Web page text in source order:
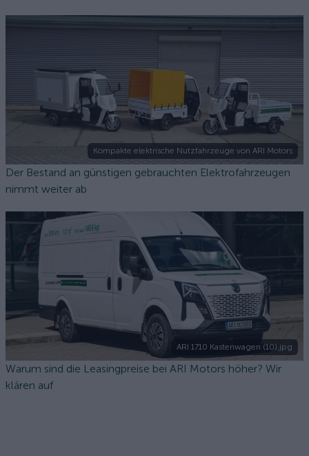
Kompakte elektrische Nutzfahrzeuge von ARI Motors
Der Bestand an günstigen gebrauchten Elektrofahrzeugen
nimmt weiter ab
ARI 1710 Kastenwagen (10).jpg
Warum sind die Leasingpreise bei ARI Motors höher? Wir
klären auf